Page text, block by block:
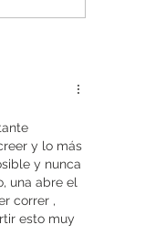
y lo más
y nunca
una abre el
correr ,
esto muy